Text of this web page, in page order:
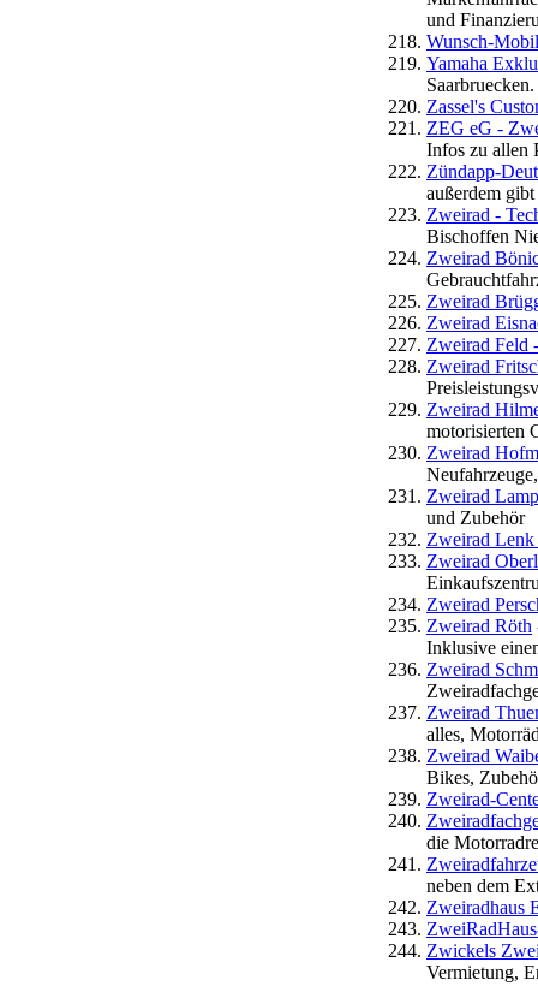
und
Wunsch-
Yamaha
Saarbruecken.
Zassel's
ZEG eG -
Infos zu allen
Zündapp-
außerdem
Zweirad -
Bischoffen
Zweirad
Zweirad
Zweirad
Zweirad Feld
Zweirad
Zweirad
motorisierten
Zweirad
Zweirad
und Zubehör
Zweirad
Zweirad
Zweirad
Zweirad Röth
Inklusive
Zweirad
Zweirad
alles,
Zweirad
Bikes,
Zweirad-
die
neben dem
Zweiradhaus
Zwickels
Vermietung,